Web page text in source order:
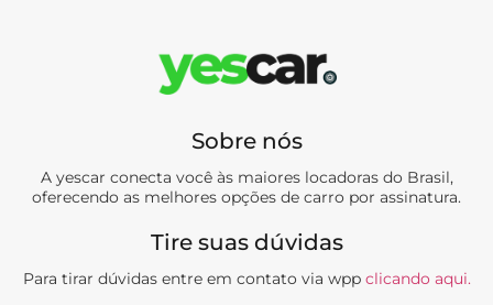
Sobre nós
A yescar conecta você às maiores locadoras do Brasil,
oferecendo as melhores opções de carro por assinatura.
Tire suas dúvidas
Para tirar dúvidas entre em contato via wpp clicando aqui.